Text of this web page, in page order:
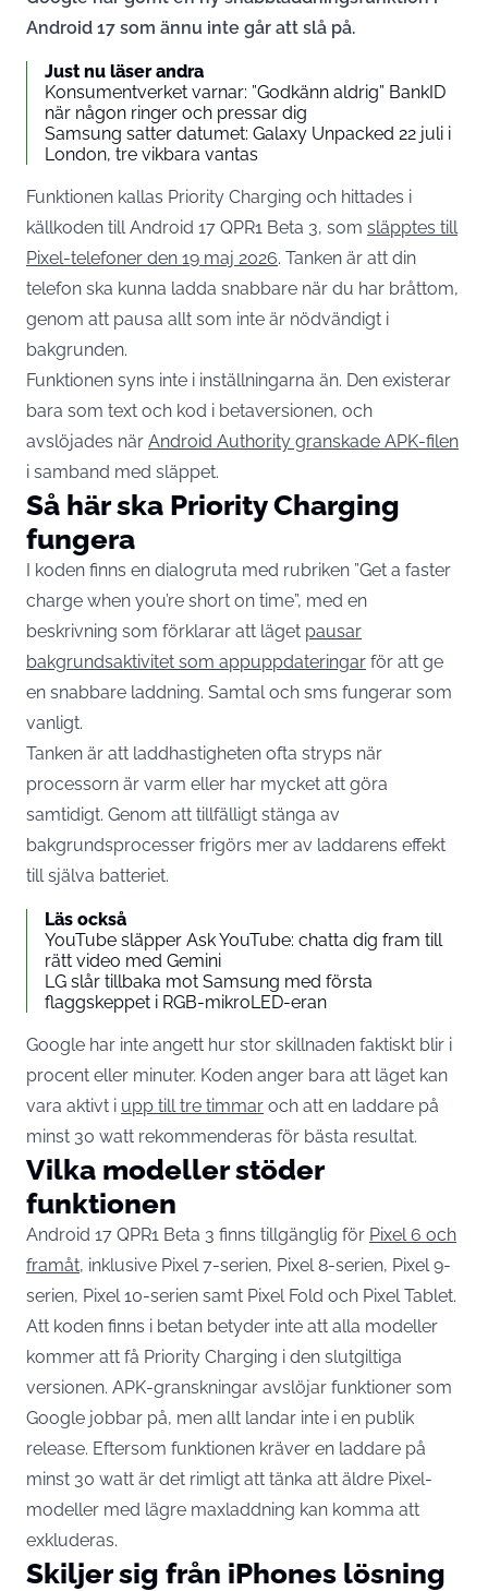
Android 17 som ännu inte går att slå på.
Just nu läser andra
Konsumentverket varnar: ”Godkänn aldrig” BankID
när någon ringer och pressar dig
Samsung satter datumet: Galaxy Unpacked 22 juli i
London, tre vikbara vantas
Funktionen kallas Priority Charging och hittades i
källkoden till Android 17 QPR1 Beta 3, som släpptes till
Pixel-telefoner den 19 maj 2026. Tanken är att din
telefon ska kunna ladda snabbare när du har bråttom,
genom att pausa allt som inte är nödvändigt i
bakgrunden.
Funktionen syns inte i inställningarna än. Den existerar
bara som text och kod i betaversionen, och
avslöjades när Android Authority granskade APK-filen
i samband med släppet.
Så här ska Priority Charging
fungera
I koden finns en dialogruta med rubriken ”Get a faster
charge when you’re short on time”, med en
beskrivning som förklarar att läget pausar
bakgrundsaktivitet som appuppdateringar för att ge
en snabbare laddning. Samtal och sms fungerar som
vanligt.
Tanken är att laddhastigheten ofta stryps när
processorn är varm eller har mycket att göra
samtidigt. Genom att tillfälligt stänga av
bakgrundsprocesser frigörs mer av laddarens effekt
till själva batteriet.
Läs också
YouTube släpper Ask YouTube: chatta dig fram till
rätt video med Gemini
LG slår tillbaka mot Samsung med första
flaggskeppet i RGB-mikroLED-eran
Google har inte angett hur stor skillnaden faktiskt blir i
procent eller minuter. Koden anger bara att läget kan
vara aktivt i upp till tre timmar och att en laddare på
minst 30 watt rekommenderas för bästa resultat.
Vilka modeller stöder
funktionen
Android 17 QPR1 Beta 3 finns tillgänglig för Pixel 6 och
framåt, inklusive Pixel 7-serien, Pixel 8-serien, Pixel 9-
serien, Pixel 10-serien samt Pixel Fold och Pixel Tablet.
Att koden finns i betan betyder inte att alla modeller
kommer att få Priority Charging i den slutgiltiga
versionen. APK-granskningar avslöjar funktioner som
Google jobbar på, men allt landar inte i en publik
release. Eftersom funktionen kräver en laddare på
minst 30 watt är det rimligt att tänka att äldre Pixel-
modeller med lägre maxladdning kan komma att
exkluderas.
Skiljer sig från iPhones lösning